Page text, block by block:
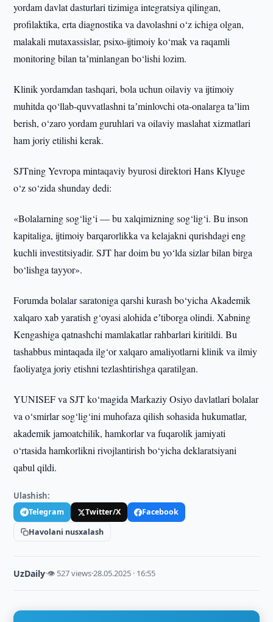
yordam davlat dasturlari tizimiga integratsiya qilingan,
profilaktika, erta diagnostika va davolashni o‘z ichiga olgan,
malakali mutaxassislar, psixo-ijtimoiy ko‘mak va raqamli
monitoring bilan taʼminlangan bo‘lishi lozim.
Klinik yordamdan tashqari, bola uchun oilaviy va ijtimoiy
muhitda qo‘llab-quvvatlashni taʼminlovchi ota-onalarga taʼlim
berish, o‘zaro yordam guruhlari va oilaviy maslahat xizmatlari
ham joriy etilishi kerak.
SJTning Yevropa mintaqaviy byurosi direktori Hans Klyuge
o‘z so‘zida shunday dedi:
«Bolalarning sog‘lig‘i — bu xalqimizning sog‘lig‘i. Bu inson
kapitaliga, ijtimoiy barqarorlikka va kelajakni qurishdagi eng
kuchli investitsiyadir. SJT har doim bu yo‘lda sizlar bilan birga
bo‘lishga tayyor».
Forumda bolalar saratoniga qarshi kurash bo‘yicha Akademik
xalqaro xab yaratish g‘oyasi alohida eʼtiborga olindi. Xabning
Kengashiga qatnashchi mamlakatlar rahbarlari kiritildi. Bu
tashabbus mintaqada ilg‘or xalqaro amaliyotlarni klinik va ilmiy
faoliyatga joriy etishni tezlashtirishga qaratilgan.
YUNISEF va SJT ko‘magida Markaziy Osiyo davlatlari bolalar
va o‘smirlar sog‘lig‘ini muhofaza qilish sohasida hukumatlar,
akademik jamoatchilik, hamkorlar va fuqarolik jamiyati
o‘rtasida hamkorlikni rivojlantirish bo‘yicha deklaratsiyani
qabul qildi.
Ulashish:
Telegram Twitter/X
Facebook
Havolani nusxalash
UzDaily·👁 527 views·28.05.2025 · 16:55